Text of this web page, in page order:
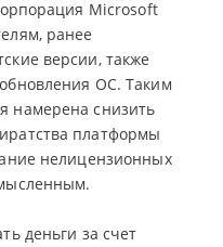
Microsoft
ранее
версии, также
ОС. Таким
намерена снизить
платформы
нелицензионных
деньги за счет